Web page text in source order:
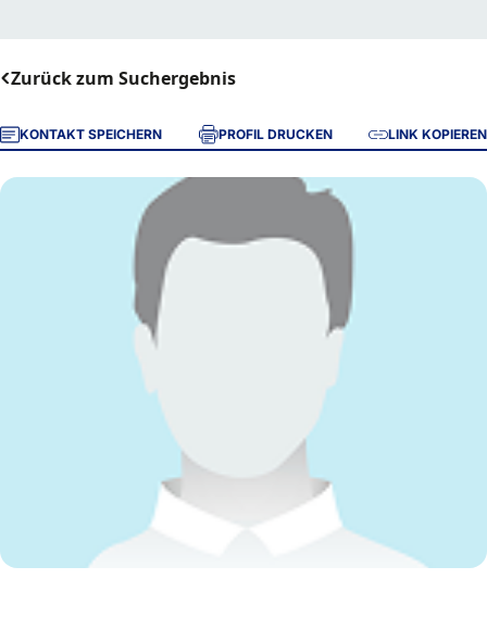
Zurück zum Suchergebnis
KONTAKT SPEICHERN PROFIL DRUCKEN LINK KOPIEREN